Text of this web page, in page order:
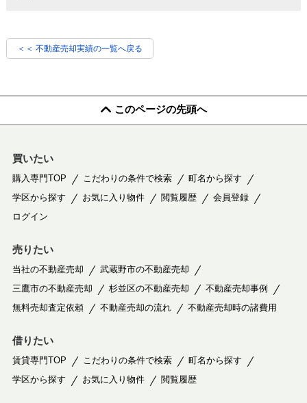
＜＜ 不動産売却実績の一覧へ戻る
このページの先頭へ
買いたい
購入専門TOP こだわりの条件で検索
町名から探す
学区から探す
お気に入り物件 閲覧履歴
会員登録
ログイン
売りたい
当社の不動産売却
武蔵野市の不動産売却
三鷹市の不動産売却
杉並区の不動産売却
不動産売却事例
無料売却査定依頼
不動産売却の流れ 不動産売却時の諸費用
借りたい
賃貸専門TOP こだわりの条件で検索
町名から探す
学区から探す
お気に入り物件 閲覧履歴